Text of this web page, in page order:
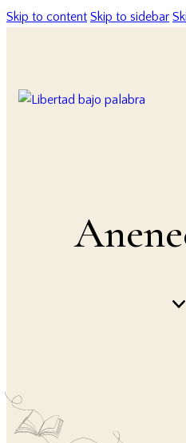
Skip to content Skip to sidebar